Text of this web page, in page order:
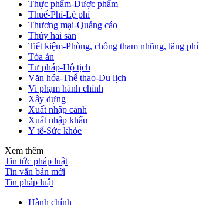
Thực phẩm-Dược phẩm
Thuế-Phí-Lệ phí
Thương mại-Quảng cáo
Thủy hải sản
Tiết kiệm-Phòng, chống tham nhũng, lãng phí
Tòa án
Tư pháp-Hộ tịch
Văn hóa-Thể thao-Du lịch
Vi phạm hành chính
Xây dựng
Xuất nhập cảnh
Xuất nhập khẩu
Y tế-Sức khỏe
Xem thêm
Tin tức pháp luật
Tin văn bản mới
Tin pháp luật
Hành chính